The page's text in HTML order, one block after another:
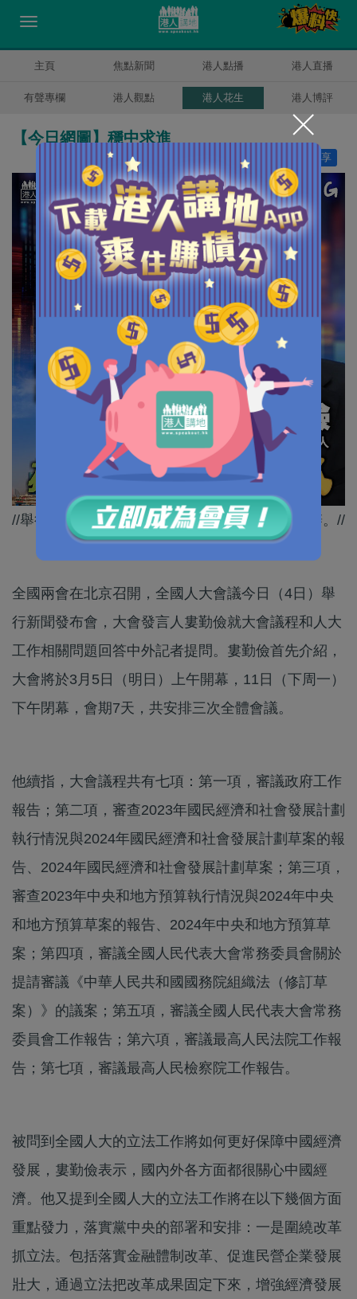
主頁 焦點新聞 港人點播 港人直播
有聲專欄 港人觀點 港人花生 港人博評
【今日網圖】穩中求進
分享
//舉行咗30幾年嘅總理記者會，今年起將不再舉辦。//
全國兩會在北京召開，全國人大會議今日（4日）舉
行新聞發布會，大會發言人婁勤儉就大會議程和人大
工作相關問題回答中外記者提問。婁勤儉首先介紹，
大會將於3月5日（明日）上午開幕，11日（下周一）
下午閉幕，會期7天，共安排三次全體會議。
他續指，大會議程共有七項：第一項，審議政府工作
報告；第二項，審查2023年國民經濟和社會發展計劃
執行情況與2024年國民經濟和社會發展計劃草案的報
告、2024年國民經濟和社會發展計劃草案；第三項，
審查2023年中央和地方預算執行情況與2024年中央
和地方預算草案的報告、2024年中央和地方預算草
案；第四項，審議全國人民代表大會常務委員會關於
提請審議《中華人民共和國國務院組織法（修訂草
案）》的議案；第五項，審議全國人民代表大會常務
委員會工作報告；第六項，審議最高人民法院工作報
告；第七項，審議最高人民檢察院工作報告。
被問到全國人大的立法工作將如何更好保障中國經濟
發展，婁勤儉表示，國內外各方面都很關心中國經
濟。他又提到全國人大的立法工作將在以下幾個方面
重點發力，落實黨中央的部署和安排：一是圍繞改革
抓立法。包括落實金融體制改革、促進民營企業發展
壯大，通過立法把改革成果固定下來，增強經濟發展